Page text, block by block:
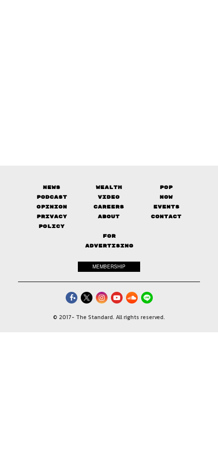
News Wealth
Pop
Podcast
Video
Now
Opinion
Careers
Events
Privacy
Policy
About Contact
FOR
ADVERTISING
MEMBERSHIP
© 2017- The Standard. All rights reserved.